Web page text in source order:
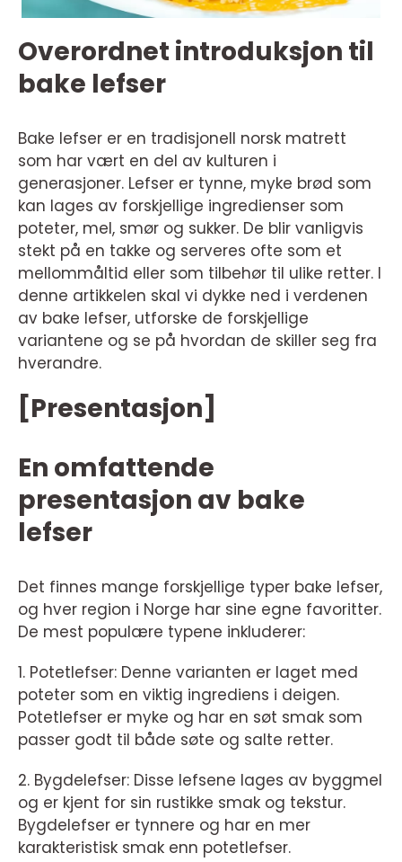
Overordnet introduksjon til
bake lefser
Bake lefser er en tradisjonell norsk matrett
som har vært en del av kulturen i
generasjoner. Lefser er tynne, myke brød som
kan lages av forskjellige ingredienser som
poteter, mel, smør og sukker. De blir vanligvis
stekt på en takke og serveres ofte som et
mellommåltid eller som tilbehør til ulike retter. I
denne artikkelen skal vi dykke ned i verdenen
av bake lefser, utforske de forskjellige
variantene og se på hvordan de skiller seg fra
hverandre.
[Presentasjon]
En omfattende
presentasjon av bake
lefser
Det finnes mange forskjellige typer bake lefser,
og hver region i Norge har sine egne favoritter.
De mest populære typene inkluderer:
1. Potetlefser: Denne varianten er laget med
poteter som en viktig ingrediens i deigen.
Potetlefser er myke og har en søt smak som
passer godt til både søte og salte retter.
2. Bygdelefser: Disse lefsene lages av byggmel
og er kjent for sin rustikke smak og tekstur.
Bygdelefser er tynnere og har en mer
karakteristisk smak enn potetlefser.